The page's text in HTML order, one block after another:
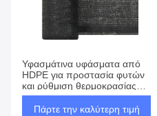
Υφασμάτινα υφάσματα από
HDPE για προστασία φυτών
και ρύθμιση θερμοκρασίας
στη γεωργία
Πάρτε την καλύτερη τιμή